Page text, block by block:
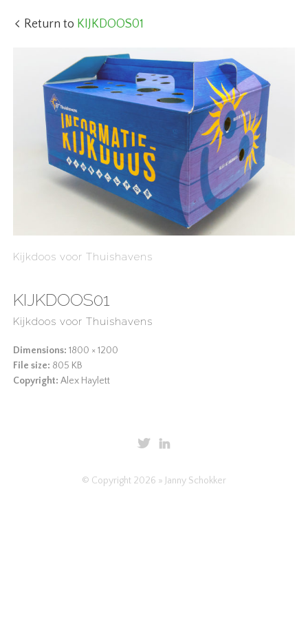
Return to KIJKDOOS01
Kijkdoos voor Thuishavens
KIJKDOOS01
Kijkdoos voor Thuishavens
Dimensions: 1800 × 1200
File size: 805 KB
Copyright: Alex Haylett
© Copyright 2026 » Janny Schokker